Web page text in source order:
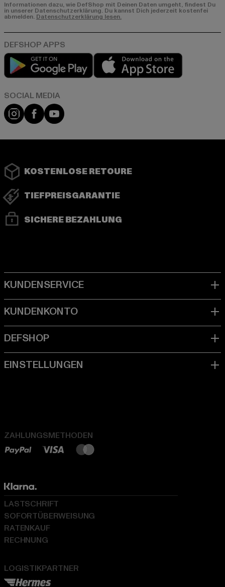
Informationen dazu, wie DefShop mit Deinen Daten umgeht, findest Du
in unserer Datenschutzerklärung. Du kannst Dich jederzeit kostenfei
abmelden. Datenschutzerklärung lesen.
Play market
Instagram
FacebookYouTube
KOSTENLOSE RETOURE
TIEFPREISGARANTIE
SICHERE BEZAHLUNG
ZAHLUNGSMETHODEN
LOGISTIKPARTNER
LASTSCHRIFT
SOFORTÜBERWEISUNG
RATENKAUF
RECHNUNG